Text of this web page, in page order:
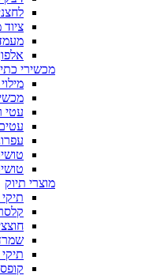
מכשירי
עטי
מוצרי תיוק
תיקי